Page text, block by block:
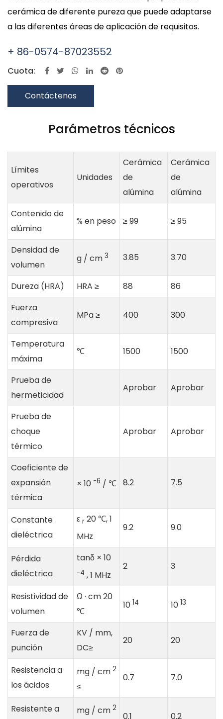
cerámica de diferente pureza que puede adaptarse
a las diferentes áreas de aplicación de requisitos.
+ 86-0574-87023552
Cuota:
Contáctenos
Parámetros técnicos
Límites
operativos
Unidades
Cerámica
de
alúmina
Cerámica
de
alúmina
Contenido de
alúmina
% en peso ≥ 99 ≥ 95
Densidad de
volumen
g / cm 3 3.85 3.70
Dureza (HRA) HRA ≥ 88
86
Fuerza
compresiva
MPa ≥ 400 300
Temperatura
máxima
℃ 1500 1500
Prueba de
hermeticidad
Aprobar Aprobar
Prueba de
choque
térmico
Aprobar Aprobar
Coeficiente de
expansión
térmica
× 10 -6 / ℃ 8.2 7.5
Constante
dieléctrica
ε r 20 ℃, 1
MHz
9.2 9.0
Pérdida
dieléctrica
tanδ × 10
-4 , 1 MHz
2 3
Resistividad de
volumen
Ω · cm 20
℃
10 14 10 13
Fuerza de
punción
KV / mm,
DC≥
20 20
Resistencia a
los ácidos
mg / cm 2
≤
0.7 7.0
Resistente a
mg / cm 2
0.1 0.2